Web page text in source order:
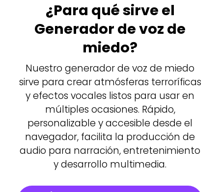
¿Para qué sirve el
Generador de voz de
miedo?
Nuestro generador de voz de miedo
sirve para crear atmósferas terroríficas
y efectos vocales listos para usar en
múltiples ocasiones. Rápido,
personalizable y accesible desde el
navegador, facilita la producción de
audio para narración, entretenimiento
y desarrollo multimedia.